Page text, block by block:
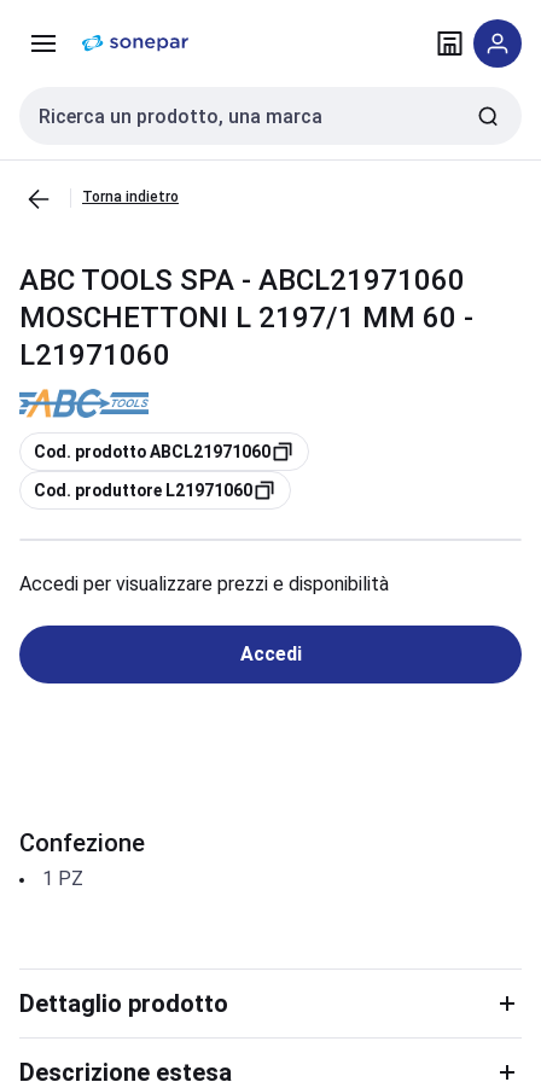
navigazione alla
Cerca input
Torna indietro
ABC TOOLS SPA - ABCL21971060
MOSCHETTONI L 2197/1 MM 60 -
L21971060
copia
Cod. prodotto ABCL21971060
copia
Cod. produttore L21971060
Accedi per visualizzare prezzi e disponibilità
Accedi
Confezione
1 PZ
Dettaglio prodotto
Descrizione estesa